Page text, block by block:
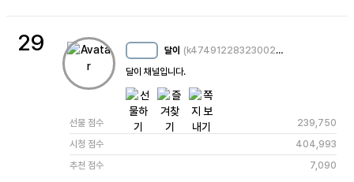
29 달이 (k4749122832300220524)
달이 채널입니다.
선물 점수
239,750
시청 점수
404,993
추천 점수
7,090